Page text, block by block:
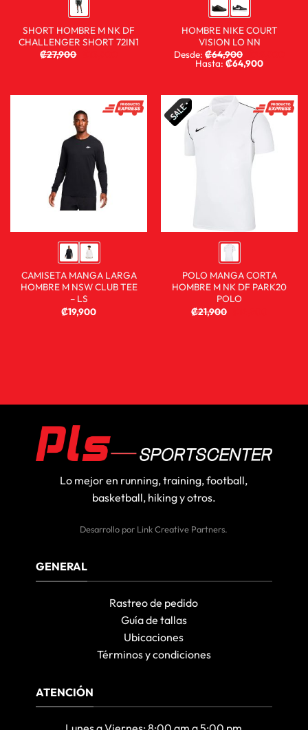
SHORT HOMBRE M NK DF
CHALLENGER SHORT 72IN1
₡27,900
HOMBRE NIKE COURT
VISION LO NN
Desde: ₡64,900
Hasta:₡64,900
CAMISETA MANGA LARGA
HOMBRE M NSW CLUB TEE
– LS
₡19,900
POLO MANGA CORTA
HOMBRE M NK DF PARK20
POLO
₡21,900
Lo mejor en running, training, football,
basketball, hiking y otros.
Desarrollo por Link Creative Partners.
GENERAL
Rastreo de pedido
Guía de tallas
Ubicaciones
Términos y condiciones
ATENCIÓN